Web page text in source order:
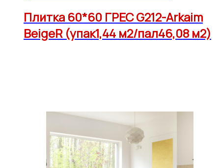
Плитка 60*60 ГРЕС G212-Arkaim
BeigeR (упак1,44 м2/пал46,08 м2)